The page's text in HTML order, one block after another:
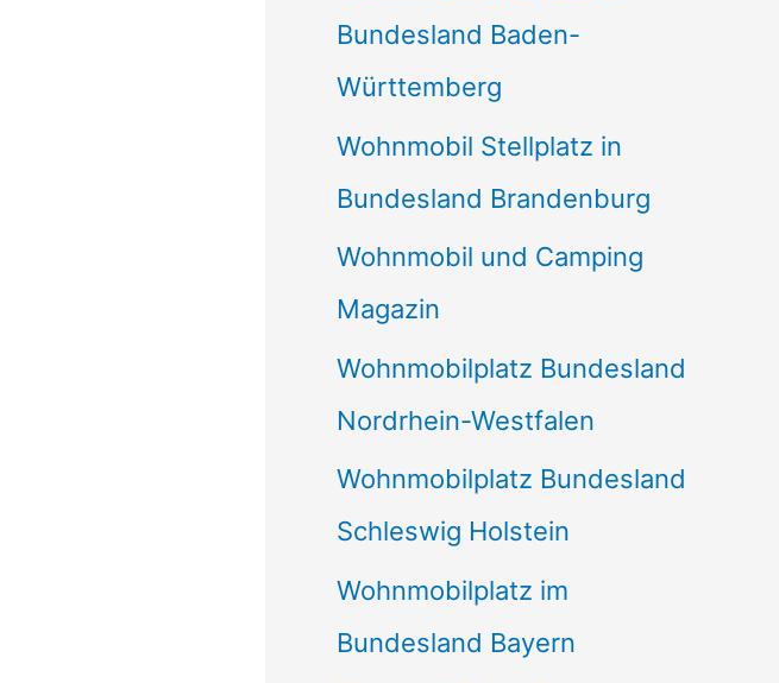
Bundesland Baden-
Württemberg
Wohnmobil Stellplatz in
Bundesland Brandenburg
Wohnmobil und Camping
Magazin
Wohnmobilplatz Bundesland
Nordrhein-Westfalen
Wohnmobilplatz Bundesland
Schleswig Holstein
Wohnmobilplatz im
Bundesland Bayern